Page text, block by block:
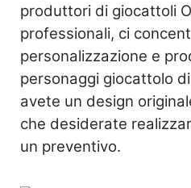
produttori di giocattoli
professionali, ci
personalizzazione e
personaggi giocattolo
avete un design
che desiderate
un preventivo.